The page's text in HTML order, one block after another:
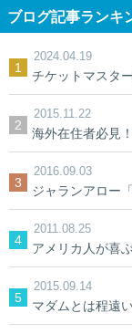
ブログ記事ランキ
2024.04.19
2015.11.22
海外在住者必見
2016.09.03
ジャランアロー
2011.08.25
アメリカ人が喜
2015.09.14
マダムとは程遠